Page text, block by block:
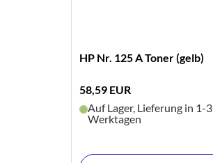
HP Nr. 125 A Toner (gelb)
58,59 EUR
Auf Lager, Lieferung in 1-3
Werktagen